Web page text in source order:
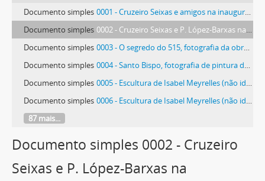
Documento simples 0001 - Cruzeiro Seixas e amigos na inauguração da exposição em Famalicão
Documento simples 0002 - Cruzeiro Seixas e P. López-Barxas na inauguração da exposição em Famalicão
Documento simples 0003 - O segredo do 515, fotografia da obra de Lima de Freitas
Documento simples 0004 - Santo Bispo, fotografia de pintura de Rui Carita
Documento simples 0005 - Escultura de Isabel Meyrelles (não identificada)
Documento simples 0006 - Escultura de Isabel Meyrelles (não identificada)
87 mais...
Documento simples 0002 - Cruzeiro
Seixas e P. López-Barxas na